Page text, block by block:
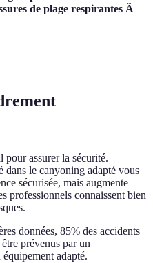
de plage respirantes Ã
pour assurer la sécurité.
dans le canyoning adapté vous
sécurisée, mais augmente
professionnels connaissent bien
données, 85% des accidents
prévenus par un
adapté.